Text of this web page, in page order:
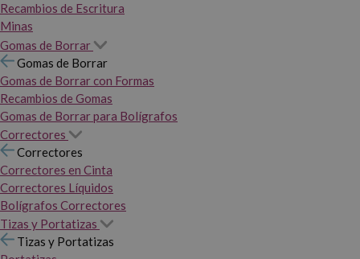
Recambios de Escritura
Minas
Gomas de Borrar
Gomas de Borrar
Gomas de Borrar con Formas
Recambios de Gomas
Gomas de Borrar para Bolígrafos
Correctores
Correctores
Correctores en Cinta
Correctores Líquidos
Bolígrafos Correctores
Tizas y Portatizas
Tizas y Portatizas